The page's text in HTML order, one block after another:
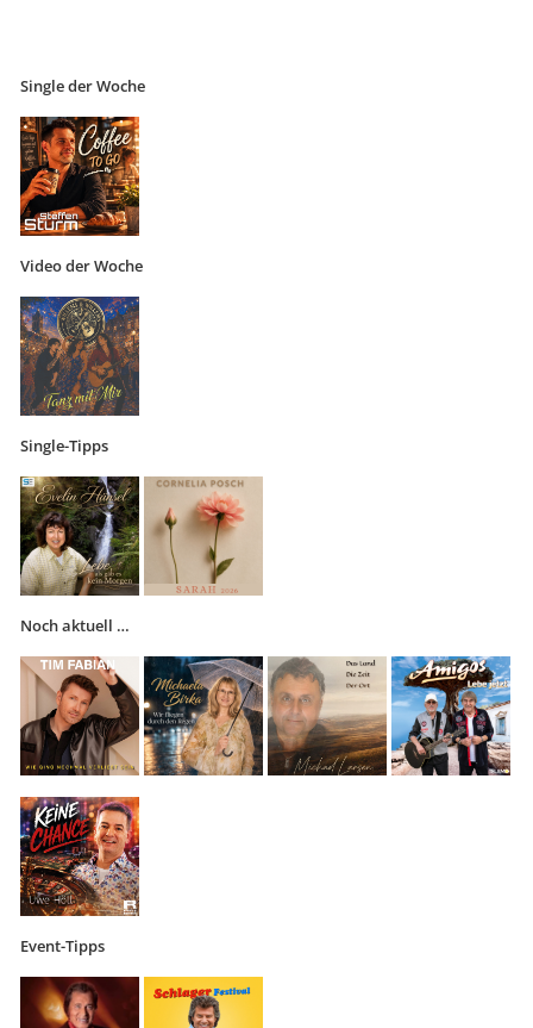
Single der Woche
Video der Woche
Single-Tipps
Noch aktuell …
Event-Tipps